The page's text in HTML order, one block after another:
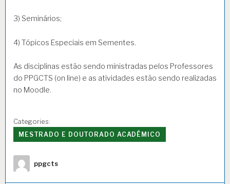
3) Seminários;
4) Tópicos Especiais em Sementes.
As disciplinas estão sendo ministradas pelos Professores
do PPGCTS (on line) e as atividades estão sendo realizadas
no Moodle.
Categories:
MESTRADO E DOUTORADO ACADÊMICO
Author
ppgcts